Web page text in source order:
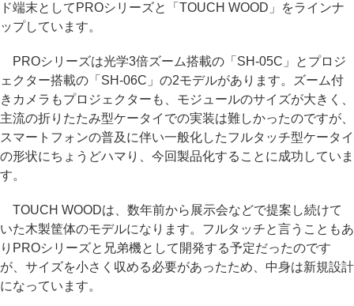
ド端末としてPROシリーズと「TOUCH WOOD」をラインナ
ップしています。
PROシリーズは光学3倍ズーム搭載の「SH-05C」とプロジ
ェクター搭載の「SH-06C」の2モデルがあります。ズーム付
きカメラもプロジェクターも、モジュールのサイズが大きく、
主流の折りたたみ型ケータイでの実装は難しかったのですが、
スマートフォンの普及に伴い一般化したフルタッチ型ケータイ
の形状にちょうどハマり、今回製品化することに成功していま
す。
TOUCH WOODは、数年前から展示会などで提案し続けて
いた木製筐体のモデルになります。フルタッチと言うこともあ
りPROシリーズと兄弟機として開発する予定だったのです
が、サイズを小さく収める必要があったため、中身は新規設計
になっています。